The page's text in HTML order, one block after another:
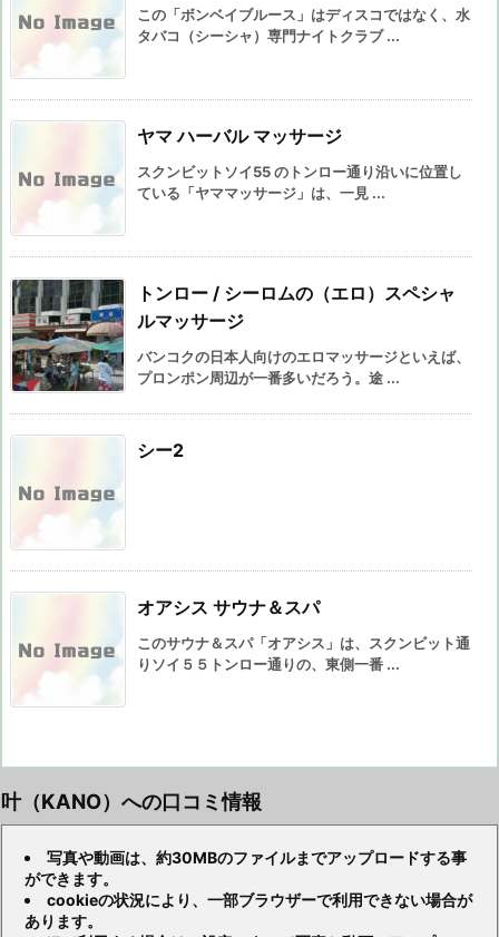
この「ボンベイブルース」はディスコではなく、水
タバコ（シーシャ）専門ナイトクラブ ...
ヤマ ハーバル マッサージ
スクンビットソイ55 のトンロー通り沿いに位置し
ている「ヤママッサージ」は、一見 ...
トンロー / シーロムの（エロ）スペシャ
ルマッサージ
バンコクの日本人向けのエロマッサージといえば、
プロンポン周辺が一番多いだろう。途 ...
シー2
オアシス サウナ＆スパ
このサウナ＆スパ「オアシス」は、スクンビット通
りソイ５５トンロー通りの、東側一番 ...
叶（KANO）への口コミ情報
写真や動画は、約30MBのファイルまでアップロードする事
ができます。
cookieの状況により、一部ブラウザーで利用できない場合が
あります。